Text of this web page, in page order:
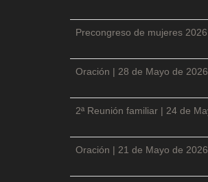
Precongreso de mujeres
Oración | 28 de Mayo de
2ª Reunión familiar | 24 de
Oración | 21 de Mayo de